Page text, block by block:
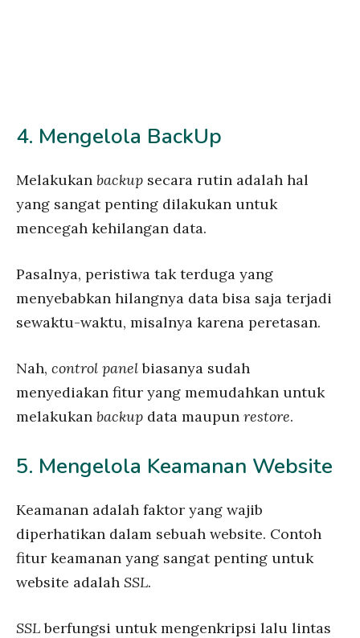
4. Mengelola BackUp
Melakukan backup secara rutin adalah hal
yang sangat penting dilakukan untuk
mencegah kehilangan data.
Pasalnya, peristiwa tak terduga yang
menyebabkan hilangnya data bisa saja terjadi
sewaktu-waktu, misalnya karena peretasan.
Nah, control panelbiasanya sudah
menyediakan fitur yang memudahkan untuk
melakukan backup data maupun restore.
5. Mengelola Keamanan Website
Keamanan adalah faktor yang wajib
diperhatikan dalam sebuah website. Contoh
fitur keamanan yang sangat penting untuk
website adalah SSL.
SSLberfungsi untuk mengenkripsi lalu lintas